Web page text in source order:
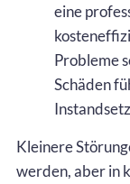
eine
Probleme
Schäden
Kleinere
werden, aber in